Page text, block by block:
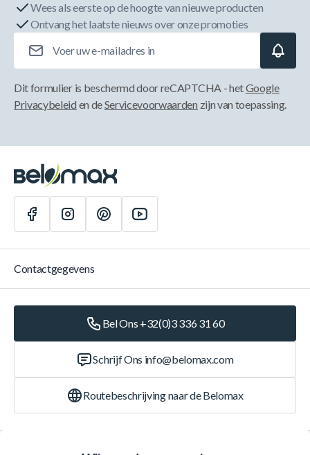
Wees als eerste op de hoogte van nieuwe producten
Ontvang het laatste nieuws over onze promoties
Dit formulier is beschermd door reCAPTCHA - hetGoogle
Privacybeleid en deServicevoorwaarden zijn van toepassing.
Contactgegevens
Bel Ons +32(0)3 336 31 60
Schrijf Ons info@belomax.com
Routebeschrijving naar de Belomax